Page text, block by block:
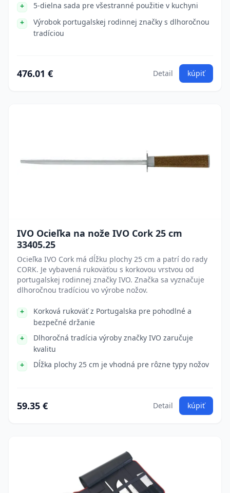
5-dielna sada pre všestranné použitie v kuchyni
Výrobok portugalskej rodinnej značky s dlhoročnou
tradíciou
476.01 € Detail kúpiť
IVO Ocieľka na nože IVO Cork 25 cm
33405.25
Ocieľka IVO Cork má dĺžku plochy 25 cm a patrí do rady
CORK. Je vybavená rukoväťou s korkovou vrstvou od
portugalskej rodinnej značky IVO. Značka sa vyznačuje
dlhoročnou tradíciou vo výrobe nožov.
Korková rukoväť z Portugalska pre pohodlné a
bezpečné držanie
Dlhoročná tradícia výroby značky IVO zaručuje
kvalitu
Dĺžka plochy 25 cm je vhodná pre rôzne typy nožov
59.35 € Detail kúpiť